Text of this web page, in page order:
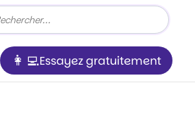
Essayez gratuitement